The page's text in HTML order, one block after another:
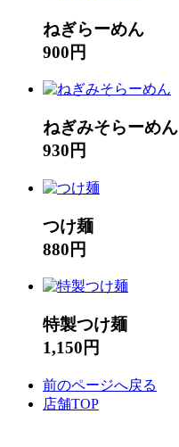
ねぎらーめん
900円
ねぎみそらーめん
930円
つけ麺
880円
特製つけ麺
1,150円
前のページへ戻る
店舗TOP